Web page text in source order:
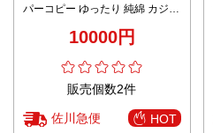
パーコピー ゆったり 純綿 カジュ
10000円
販売個数2件
佐川急便 HOT